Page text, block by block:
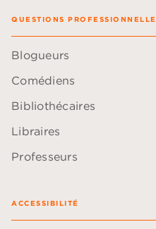
QUESTIONS
Blogueurs
Comédiens
Bibliothécaires
Libraires
Professeurs
ACCESSIBILITÉ